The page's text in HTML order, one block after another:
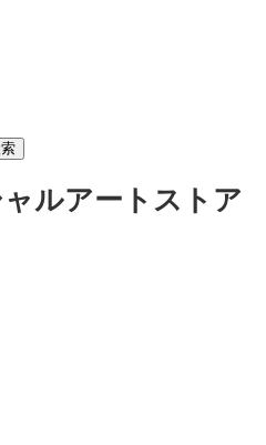
ルアートストア